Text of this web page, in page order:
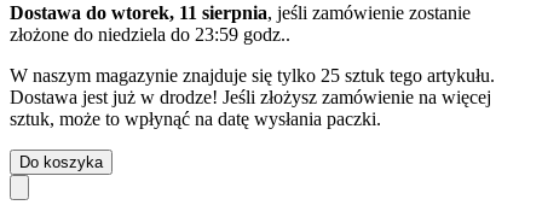
Dostawa do wtorek, 11 sierpnia, jeśli zamówienie zostanie
złożone do niedziela do 23:59 godz..
W naszym magazynie znajduje się tylko 25 sztuk tego artykułu.
Dostawa jest już w drodze! Jeśli złożysz zamówienie na więcej
sztuk, może to wpłynąć na datę wysłania paczki.
Do koszyka